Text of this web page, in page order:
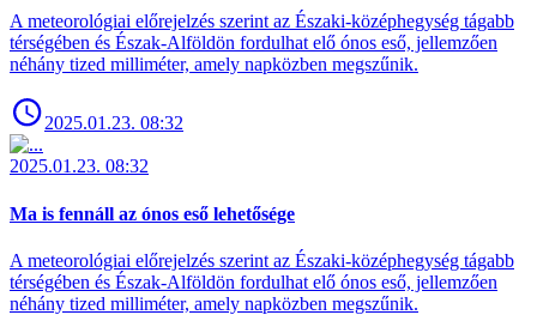
A meteorológiai előrejelzés szerint az Északi-középhegység tágabb
térségében és Észak-Alföldön fordulhat elő ónos eső, jellemzően
néhány tized milliméter, amely napközben megszűnik.
2025.01.23. 08:32
2025.01.23. 08:32
Ma is fennáll az ónos eső lehetősége
A meteorológiai előrejelzés szerint az Északi-középhegység tágabb
térségében és Észak-Alföldön fordulhat elő ónos eső, jellemzően
néhány tized milliméter, amely napközben megszűnik.